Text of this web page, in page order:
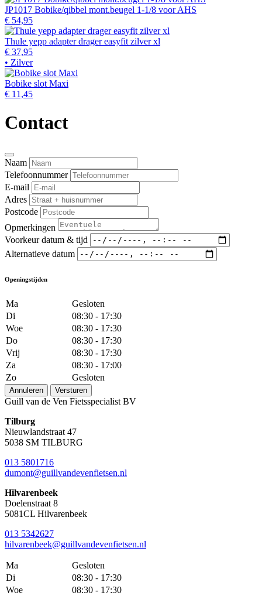
JP1017 Bobike/qibbel mont.beugel 1-1/8 voor AHS
€ 54,95
Thule yepp adapter drager easyfit zilver xl
€ 37,95
• Zilver
Bobike slot Maxi
€ 11,45
Contact
Naam
Telefoonnummer
E-mail
Adres
Postcode
Opmerkingen
Voorkeur datum & tijd
Alternatieve datum
Openingstijden
Ma
Gesloten
Di
08:30 - 17:30
Woe
08:30 - 17:30
Do
08:30 - 17:30
Vrij
08:30 - 17:30
Za
08:30 - 17:00
Zo
Gesloten
Annuleren Versturen
Guill van de Ven Fietsspecialist BV
Tilburg
Nieuwlandstraat 47
5038 SM TILBURG
013 5801716
dumont@guillvandevenfietsen.nl
Hilvarenbeek
Doelenstraat 8
5081CL Hilvarenbeek
013 5342627
hilvarenbeek@guillvandevenfietsen.nl
Ma
Gesloten
Di
08:30 - 17:30
Woe
08:30 - 17:30